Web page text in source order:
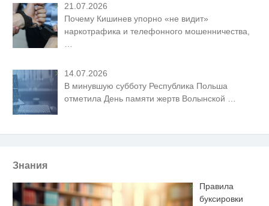
21.07.2026
Почему Кишинев упорно «не видит»
наркотрафика и телефонного мошенничества,
…
14.07.2026
В минувшую субботу Республика Польша
отметила День памяти жертв Волынской
Знания
Правила
буксировки